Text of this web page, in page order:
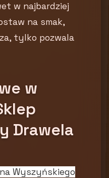
w najbardziej
na smak,
tylko pozwala
w
Drawela
Wyszyńskiego